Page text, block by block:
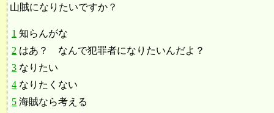
山賊になりたいですか？
1 知らんがな
2 はあ？ なんで犯罪者になりたいんだよ？
3 なりたい
4 なりたくない
5 海賊なら考える